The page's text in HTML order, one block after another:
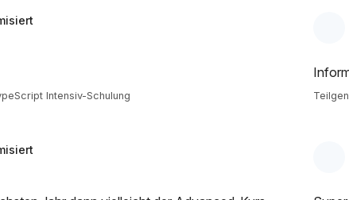
Intensiv-Schulung